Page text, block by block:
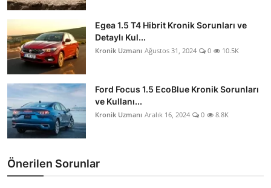
Egea 1.5 T4 Hibrit Kronik Sorunları ve
Detaylı Kul...
Kronik Uzmanı Ağustos 31, 2024 0 10.5K
Ford Focus 1.5 EcoBlue Kronik Sorunları
ve Kullanı...
Kronik Uzmanı Aralık 16, 2024 0 8.8K
Önerilen Sorunlar